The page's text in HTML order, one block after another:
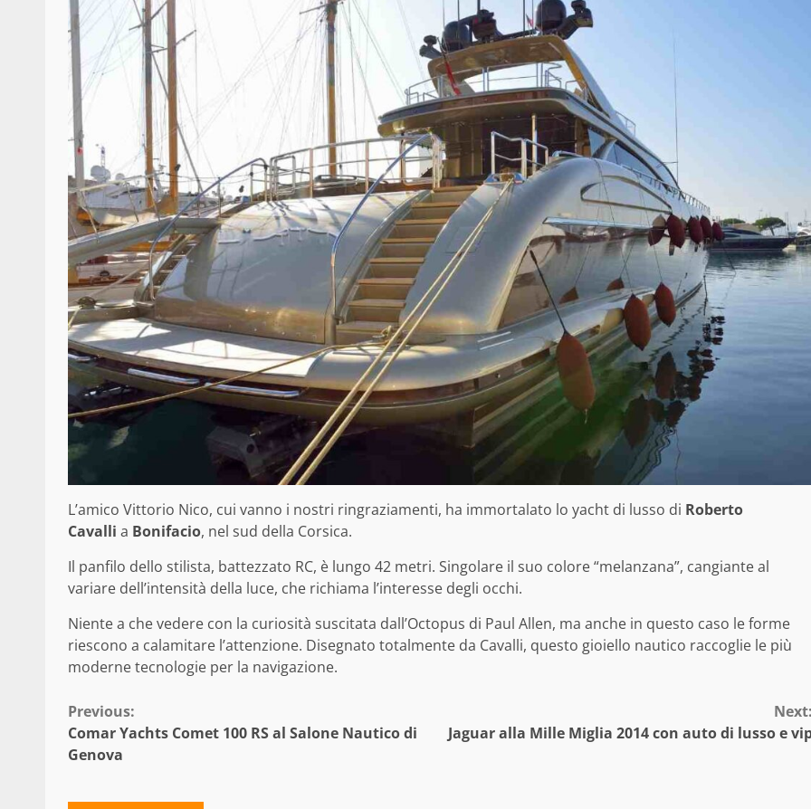
L’amico Vittorio Nico, cui vanno i nostri ringraziamenti, ha immortalato lo yacht di lusso di Roberto
Cavalli a Bonifacio, nel sud della Corsica.
Il panfilo dello stilista, battezzato RC, è lungo 42 metri. Singolare il suo colore “melanzana”, cangiante al
variare dell’intensità della luce, che richiama l’interesse degli occhi.
Niente a che vedere con la curiosità suscitata dall’Octopus di Paul Allen, ma anche in questo caso le forme
riescono a calamitare l’attenzione. Disegnato totalmente da Cavalli, questo gioiello nautico raccoglie le più
moderne tecnologie per la navigazione.
Continue
Reading
Previous:
Comar Yachts Comet 100 RS al Salone Nautico di
Genova
Jaguar alla Mille Miglia 2014 con auto di lusso e